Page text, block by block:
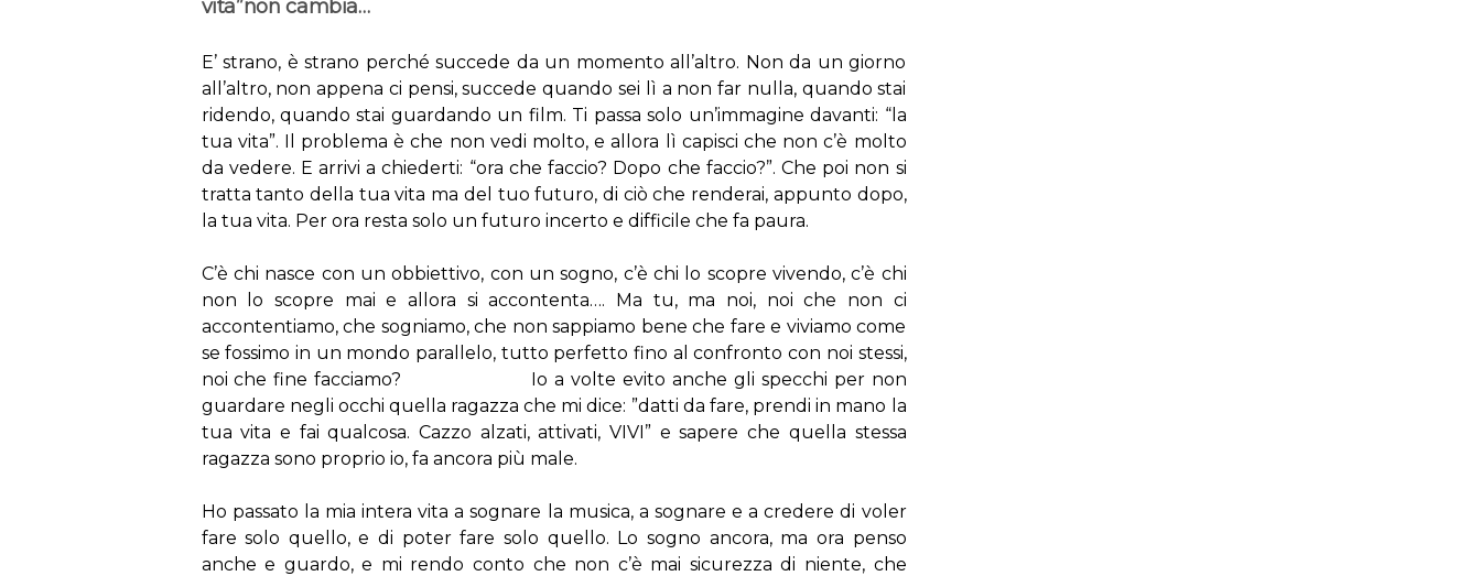
vita”non cambia…
E’ strano, è strano perché succede da un momento all’altro. Non da un giorno
all’altro, non appena ci pensi, succede quando sei lì a non far nulla, quando stai
ridendo, quando stai guardando un film. Ti passa solo un’immagine davanti: “la
tua vita”. Il problema è che non vedi molto, e allora lì capisci che non c’è molto
da vedere. E arrivi a chiederti: “ora che faccio? Dopo che faccio?”. Che poi non si
tratta tanto della tua vita ma del tuo futuro, di ciò che renderai, appunto dopo,
la tua vita. Per ora resta solo un futuro incerto e difficile che fa paura.
C’è chi nasce con un obbiettivo, con un sogno, c’è chi lo scopre vivendo, c’è chi
non lo scopre mai e allora si accontenta…. Ma tu, ma noi, noi che non ci
accontentiamo, che sogniamo, che non sappiamo bene che fare e viviamo come
se fossimo in un mondo parallelo, tutto perfetto fino al confronto con noi stessi,
noi che fine facciamo? Io a volte evito anche gli specchi per non
guardare negli occhi quella ragazza che mi dice: ”datti da fare, prendi in mano la
tua vita e fai qualcosa. Cazzo alzati, attivati, VIVI” e sapere che quella stessa
ragazza sono proprio io, fa ancora più male.
Ho passato la mia intera vita a sognare la musica, a sognare e a credere di voler
fare solo quello, e di poter fare solo quello. Lo sogno ancora, ma ora penso
anche e guardo, e mi rendo conto che non c’è mai sicurezza di niente, che